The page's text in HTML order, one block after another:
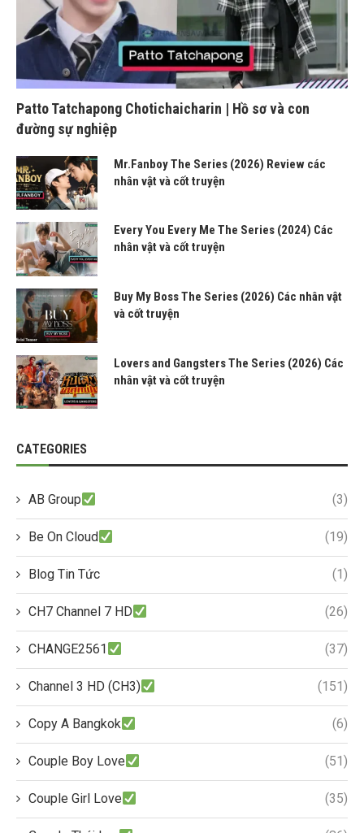
Patto Tatchapong Chotichaicharin | Hồ sơ và con
đường sự nghiệp
Mr.Fanboy The Series (2026) Review các
nhân vật và cốt truyện
Every You Every Me The Series (2024) Các
nhân vật và cốt truyện
Buy My Boss The Series (2026) Các nhân vật
và cốt truyện
Lovers and Gangsters The Series (2026) Các
nhân vật và cốt truyện
CATEGORIES
AB Group (3)
Be On Cloud (19)
Blog Tin Tức (1)
CH7 Channel 7 HD (26)
CHANGE2561 (37)
Channel 3 HD (CH3) (151)
Copy A Bangkok (6)
Couple Boy Love (51)
Couple Girl Love (35)